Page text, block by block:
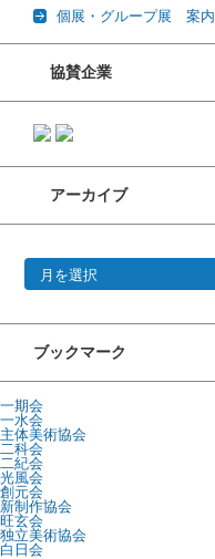
個展・グループ展 案内
協賛企業
アーカイブ
ブックマーク
一期会
一水会
主体美術協会
二科会
二紀会
光風会
創元会
新制作協会
旺玄会
独立美術協会
白日会